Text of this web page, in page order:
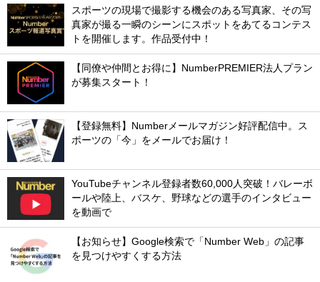
スポーツの現場で撮影する機会のある写真家、その写
真家が撮る一瞬のシーンにスポットをあてるコンテス
トを開催します。作品受付中！
【同僚や仲間とお得に】NumberPREMIER法人プラン
が募集スタート！
【登録無料】Numberメールマガジン好評配信中。ス
ポーツの「今」をメールでお届け！
YouTubeチャンネル登録者数60,000人突破！バレーボ
ールや陸上、バスケ、野球などの選手のインタビュー
を動画で
【お知らせ】Google検索で「Number Web」の記事
を見つけやすくする方法